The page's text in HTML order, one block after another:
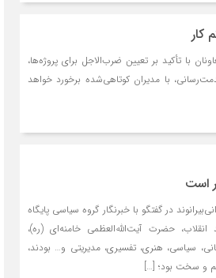
کار
با تأکید بر تعیین ضرب‌الاجل برای پروژه‌ها،
با مدیران کوتاهی‌شده برخورد خواهد
است
در گفتگو با خبرنگار گروه سیاسی پایگاه
حضرت آیت‌الله‌العظمی خامنه‌ای (ره)،
سیاسی، هنری، تفسیری، مدیریتی و… بودند،
و سخت بود؛ […]